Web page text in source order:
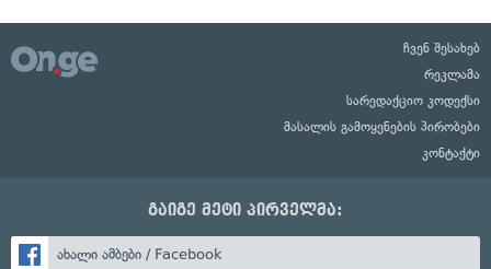
ჩვენ შესახებ
რეკლამა
სარედაქციო კოდექსი
მასალის გამოყენების პირობები
კონტაქტი
გაიგე მეტი პირველმა:
ახალი ამბები / Facebook